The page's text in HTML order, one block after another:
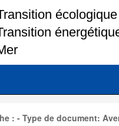
: - Type de document: